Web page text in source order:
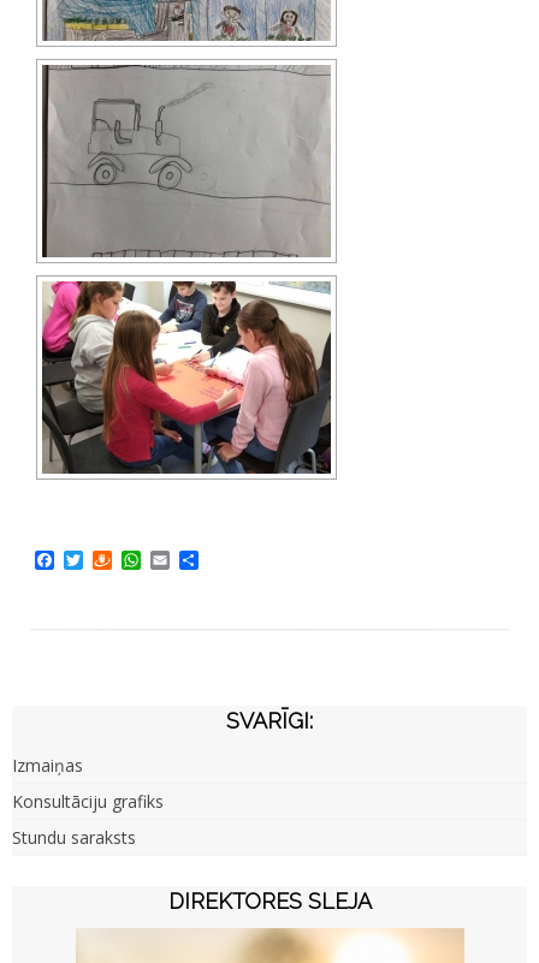
Facebook
TwitterDraugiem
WhatsApp
Email
SVARĪGI:
Izmaiņas
Konsultāciju grafiks
Stundu saraksts
DIREKTORES SLEJA